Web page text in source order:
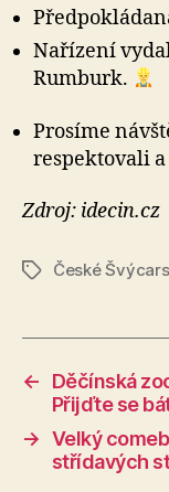
Nařízení
Rumburk.
Prosíme
respektovali
Zdroj: idecin.cz
ŠtítkyČeské
←
Děčínská
Přijďte se
→ Velký
střídavých